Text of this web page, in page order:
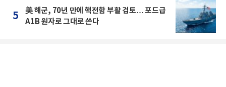
5
美 해군, 70년 만에 핵전함 부활 검토… 포드급
A1B 원자로 그대로 쓴다